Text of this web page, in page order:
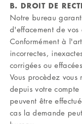
B. DROIT DE
Notre bureau
d'effacement de vos
Conformément à
incorrectes,
corrigées ou
Vous procèdez vous
depuis votre
peuvent être
cas la demande